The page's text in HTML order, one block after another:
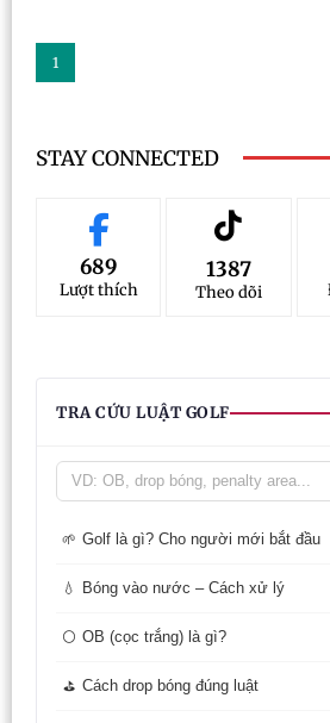
1
STAY CONNECTED
689
Lượt thích
1387
Theo dõi
TRA CỨU LUẬT GOLF
🌱 Golf là gì? Cho người mới bắt đầu
💧 Bóng vào nước – Cách xử lý
⚪ OB (cọc trắng) là gì?
⛳ Cách drop bóng đúng luật